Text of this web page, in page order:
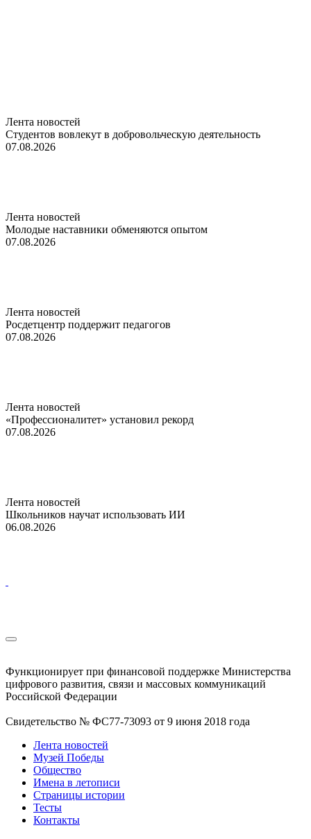
Лента новостей
Студентов вовлекут в добровольческую деятельность
07.08.2026
Лента новостей
Молодые наставники обменяются опытом
07.08.2026
Лента новостей
Росдетцентр поддержит педагогов
07.08.2026
Лента новостей
«Профессионалитет» установил рекорд
07.08.2026
Лента новостей
Школьников научат использовать ИИ
06.08.2026
Функционирует при финансовой поддержке Министерства
цифрового развития, связи и массовых коммуникаций
Российской Федерации
Свидетельство № ФС77-73093 от 9 июня 2018 года
Лента новостей
Музей Победы
Общество
Имена в летописи
Страницы истории
Тесты
Контакты